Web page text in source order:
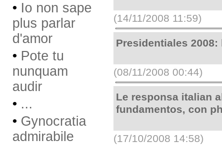
• Io non sape
plus parlar
d'amor
• Pote tu
nunquam
audir
• ...
• Gynocratia
admirabile
(14/11/2008 11:59)
Presidentiales
(08/11/2008 00:44)
Le responsa italian
fundamentos, con
(17/10/2008 14:58)